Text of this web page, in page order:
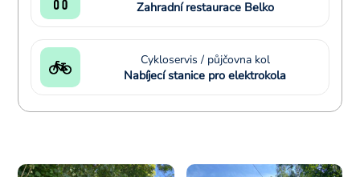
Zahradní restaurace Belko
Cykloservis / půjčovna kol
Nabíjecí stanice pro elektrokola